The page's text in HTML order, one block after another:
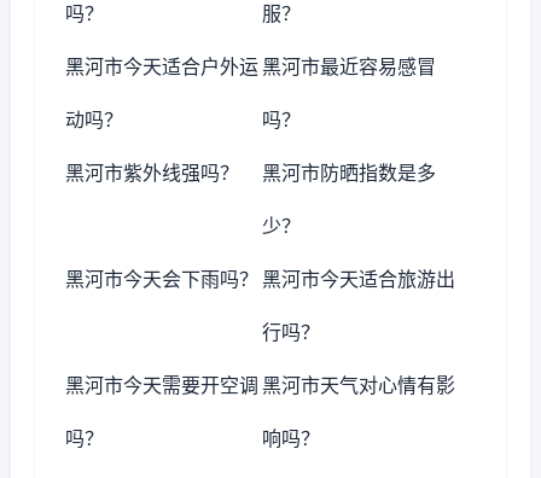
吗？ 服？
黑河市今天适合户外运
动吗？
黑河市最近容易感冒
吗？
黑河市紫外线强吗？ 黑河市防晒指数是多
少？
黑河市今天会下雨吗？ 黑河市今天适合旅游出
行吗？
黑河市今天需要开空调
吗？
黑河市天气对心情有影
响吗？